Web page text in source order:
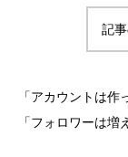
記
「アカウントは作
「フォロワーは増